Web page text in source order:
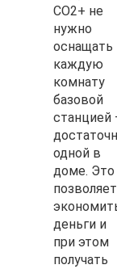
CO2+ не
нужно
оснащать
каждую
комнату
базовой
станцией
одной в
доме. Это
позволяет
деньги и
при этом
получать